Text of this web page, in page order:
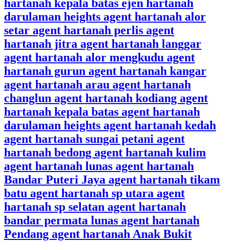
hartanah kepala batas ejen hartanah
darulaman heights agent hartanah alor
setar agent hartanah perlis agent
hartanah jitra agent hartanah langgar
agent hartanah alor mengkudu agent
hartanah gurun agent hartanah kangar
agent hartanah arau agent hartanah
changlun agent hartanah kodiang agent
hartanah kepala batas agent hartanah
darulaman heights agent hartanah kedah
agent hartanah sungai petani agent
hartanah bedong agent hartanah kulim
agent hartanah lunas agent hartanah
Bandar Puteri Jaya agent hartanah tikam
batu agent hartanah sp utara agent
hartanah sp selatan agent hartanah
bandar permata lunas agent hartanah
Pendang agent hartanah Anak Bukit